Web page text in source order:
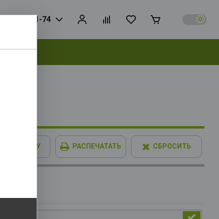
728-81-74
В КОРЗИНУ РАСПЕЧАТАТЬ СБРОСИТЬ